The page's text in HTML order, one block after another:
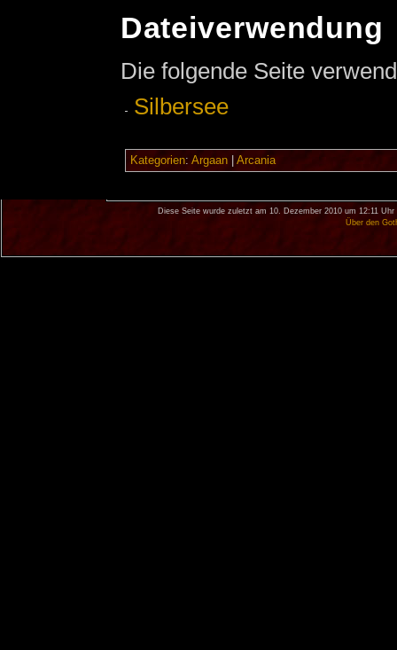
Dateiverwendung
Die folgende Seite
Silbersee
Kategorien: Argaan| Arcania
Diese Seite wurde zuletzt am 10. Dezember 2010 um 12:11 Uhr
Über den